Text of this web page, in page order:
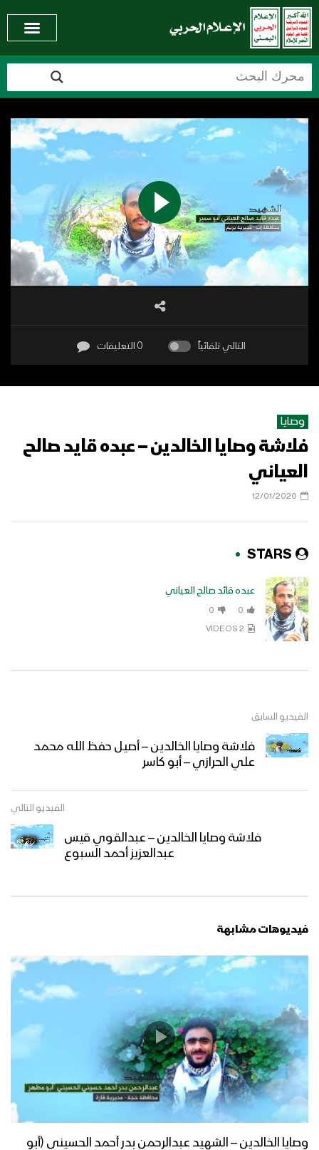
التالي تلقائياً 0 التعليقات
وصايا
فلاشة وصايا الخالدين – عبده قايد صالح
العياني
12/01/2020
STARS
عبده قائد صالح العياني
0
0
2 VIDEOS
الفيديو السابق
فلاشة وصايا الخالدين – أصيل حفظ الله محمد
علي الحرازي – أبو كاسر
الفيديو التالي
فلاشة وصايا الخالدين – عبدالقوي قيس
عبدالعزيز أحمد السبوع
فيديوهات مشابهة
وصايا الخالدين – الشهيد عبدالرحمن بدر أحمد الحسيني (أبو